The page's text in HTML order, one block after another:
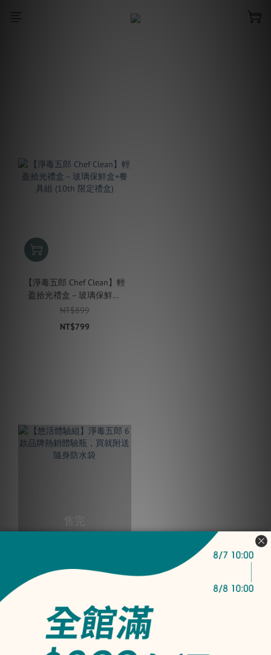
【淨毒五郎 Chef Clean】輕
盈拾光禮盒－玻璃保鮮盒
+餐具組 (10th 限定禮盒)
NT$899
NT$799
送隨身防水袋